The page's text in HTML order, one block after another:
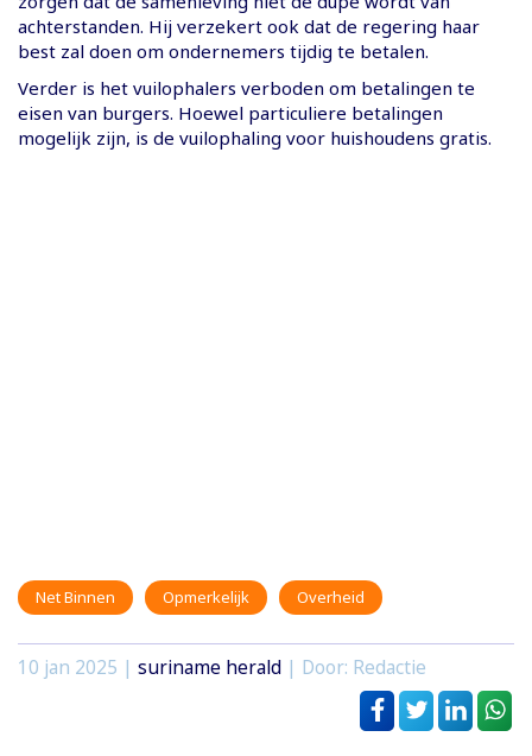
achterstanden. Hij verzekert ook dat de regering haar
best zal doen om ondernemers tijdig te betalen.
Verder is het vuilophalers verboden om betalingen te
eisen van burgers. Hoewel particuliere betalingen
mogelijk zijn, is de vuilophaling voor huishoudens gratis.
Net Binnen Opmerkelijk Overheid
10 jan 2025 | suriname herald | Door: Redactie